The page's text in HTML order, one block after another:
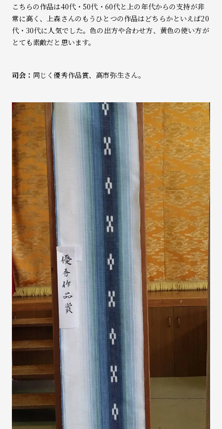
こちらの作品は40代・50代・60代と上の年代からの支持が非
常に高く、上森さんのもうひとつの作品はどちらかといえば20
代・30代に人気でした。色の出方や合わせ方、黄色の使い方が
とても素敵だと思います。
司会： 同じく優秀作品賞、高市弥生さん。